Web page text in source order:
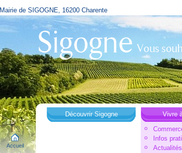
Mairie de SIGOGNE, 16200 Charente
Accueil
Découvrir Sigogne
Vivre
Infos
Actualités